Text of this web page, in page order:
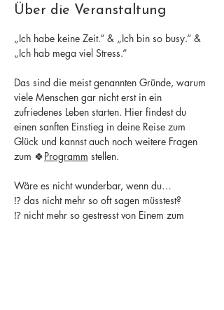
Über die Veranstaltung
„Ich habe keine Zeit.“ & „Ich bin so busy.“ &
„Ich hab mega viel Stress.“
Das sind die meist genannten Gründe, warum
viele Menschen gar nicht erst in ein
zufriedenes Leben starten. Hier findest du
einen sanften Einstieg in deine Reise zum
Glück und kannst auch noch weitere Fragen
zum 🍀Programm stellen.
Wäre es nicht wunderbar, wenn du…
⁉️ das nicht mehr so oft sagen müsstest?
⁉️ nicht mehr so gestresst von Einem zum